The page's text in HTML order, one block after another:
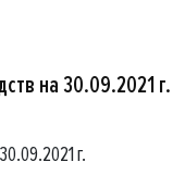
на 30.09.2021 г.
г.